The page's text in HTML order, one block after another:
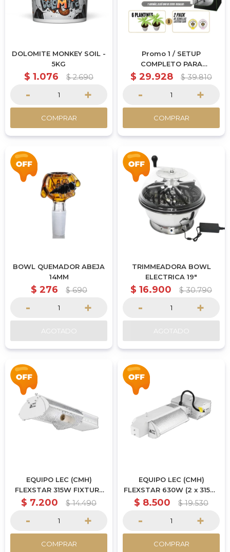
DOLOMITE MONKEY SOIL -
5KG
$ 1.076 $ 2.690
- +
COMPRAR
Promo 1 / SETUP
COMPLETO PARA
ARRANCAR TU CULTIVO
$ 29.928 $ 39.810
- +
COMPRAR
BOWL QUEMADOR ABEJA
14MM
$ 276 $ 690
- +
AGOTADO
TRIMMEADORA BOWL
ELECTRICA 19"
$ 16.900 $ 30.790
- +
AGOTADO
EQUIPO LEC (CMH)
FLEXSTAR 315W FIXTURE
(Sin lampara)
$ 7.200 $ 14.490
- +
COMPRAR
EQUIPO LEC (CMH)
FLEXSTAR 630W (2 x 315w)
(Sin lampara)
$ 8.500 $ 19.530
- +
COMPRAR